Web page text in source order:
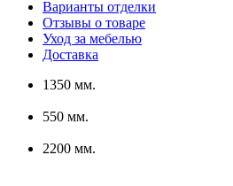
Варианты отделки
Отзывы о товаре
Уход за мебелью
Доставка
1350 мм.
550 мм.
2200 мм.